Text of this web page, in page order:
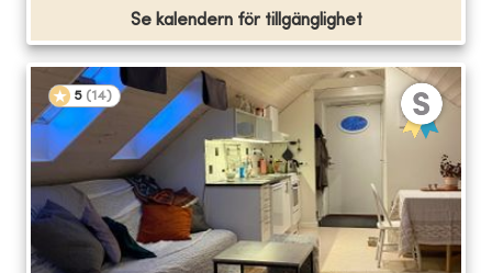
Se kalendern för tillgänglighet
5 (14)